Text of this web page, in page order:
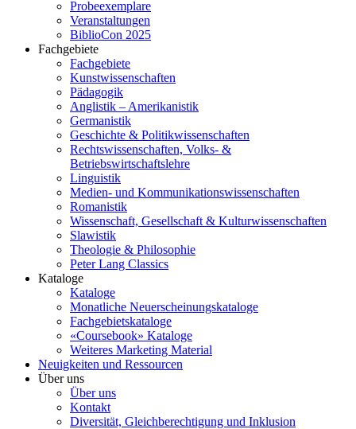
Probeexemplare
Veranstaltungen
BiblioCon 2025
Fachgebiete
Fachgebiete
Kunstwissenschaften
Pädagogik
Anglistik – Amerikanistik
Germanistik
Geschichte & Politikwissenschaften
Rechtswissenschaften, Volks- &
Betriebswirtschaftslehre
Linguistik
Medien- und Kommunikationswissenschaften
Romanistik
Wissenschaft, Gesellschaft & Kulturwissenschaften
Slawistik
Theologie & Philosophie
Peter Lang Classics
Kataloge
Kataloge
Monatliche Neuerscheinungskataloge
Fachgebietskataloge
«Coursebook» Kataloge
Weiteres Marketing Material
Neuigkeiten und Ressourcen
Über uns
Über uns
Kontakt
Diversität, Gleichberechtigung und Inklusion